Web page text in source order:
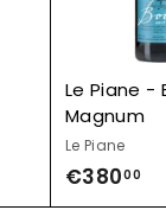
Le Piane -
Magnum
Le Piane
€38000
3